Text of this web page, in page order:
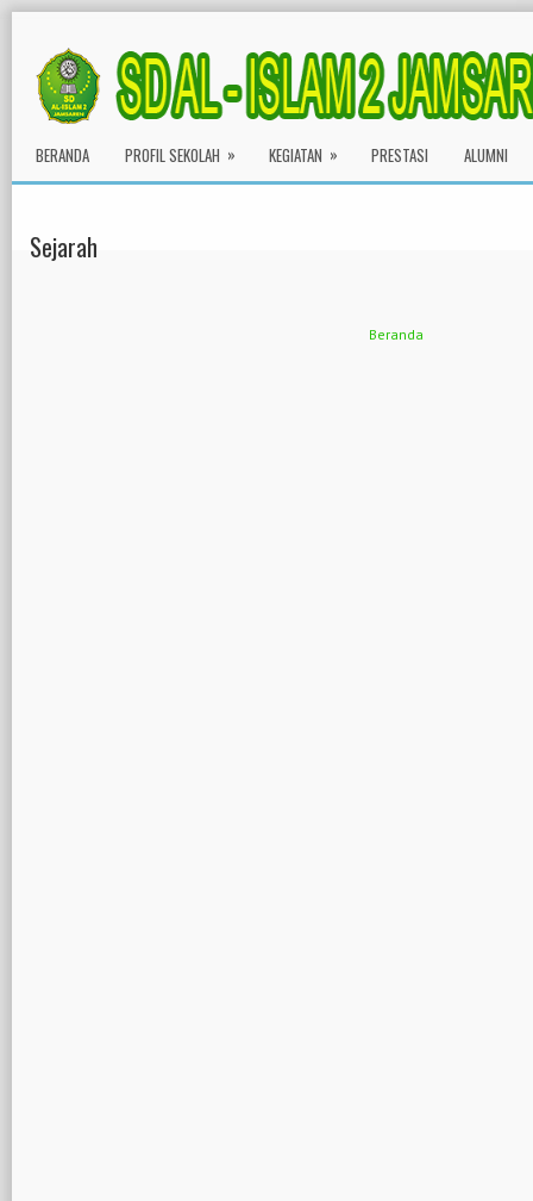
BERANDA PROFIL SEKOLAH » KEGIATAN » PRESTASI ALUMNI
Sejarah
Beranda